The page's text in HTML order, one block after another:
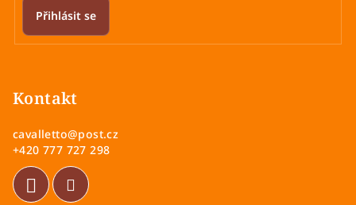
Přihlásit se
Kontakt
cavalletto@post.cz
+420 777 727 298